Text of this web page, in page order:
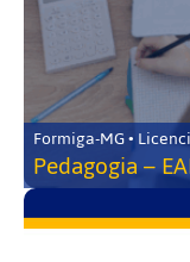
Formiga-MG •
Pedagogia –